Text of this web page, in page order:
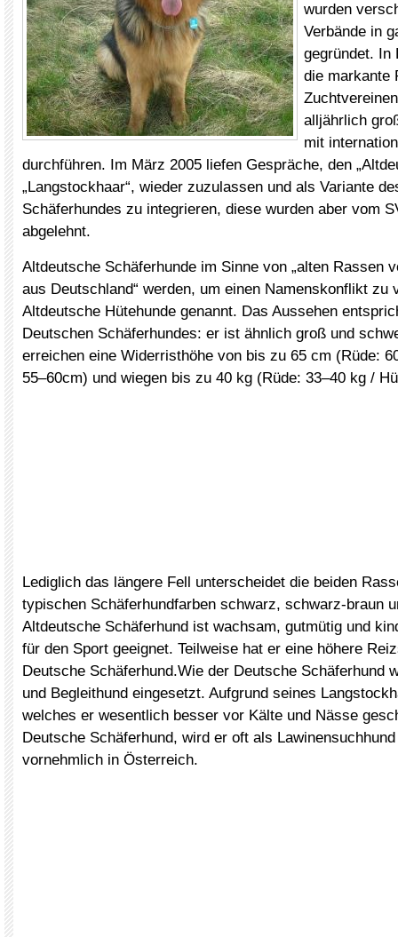
wurden
Verbände in
gegründet. In
die markante
alljährlich
mit
durchführen. Im März 2005 liefen Gespräche, den
„Langstockhaar“, wieder zuzulassen und als Variante
Schäferhundes zu integrieren, diese wurden aber vom
abgelehnt.
Altdeutsche Schäferhunde im Sinne von „alten Rassen
aus Deutschland“ werden, um einen Namenskonflikt zu
Altdeutsche Hütehunde genannt. Das Aussehen
Deutschen Schäferhundes: er ist ähnlich groß und
erreichen eine Widerristhöhe von bis zu 65 cm (Rüde:
55–60cm) und wiegen bis zu 40 kg (Rüde: 33–40 kg /
Lediglich das längere Fell unterscheidet die beiden
typischen Schäferhundfarben schwarz, schwarz-braun
Altdeutsche Schäferhund ist wachsam, gutmütig und
für den Sport geeignet. Teilweise hat er eine höhere
Deutsche Schäferhund.Wie der Deutsche Schäferhund
und Begleithund eingesetzt. Aufgrund seines
welches er wesentlich besser vor Kälte und Nässe
Deutsche Schäferhund, wird er oft als
vornehmlich in Österreich.